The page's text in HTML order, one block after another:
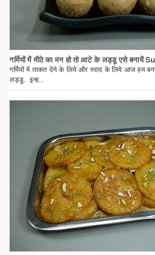
गर्मियों में मीठे का मन हो तो आटे के लड्डू एसे बनायें
गर्मियों में ताकत देने के लिये और स्वाद के लिये आज हम
लड्डू. इन्ह...